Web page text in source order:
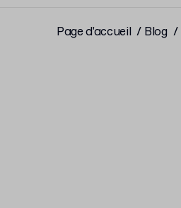
Page d'accueil Blog